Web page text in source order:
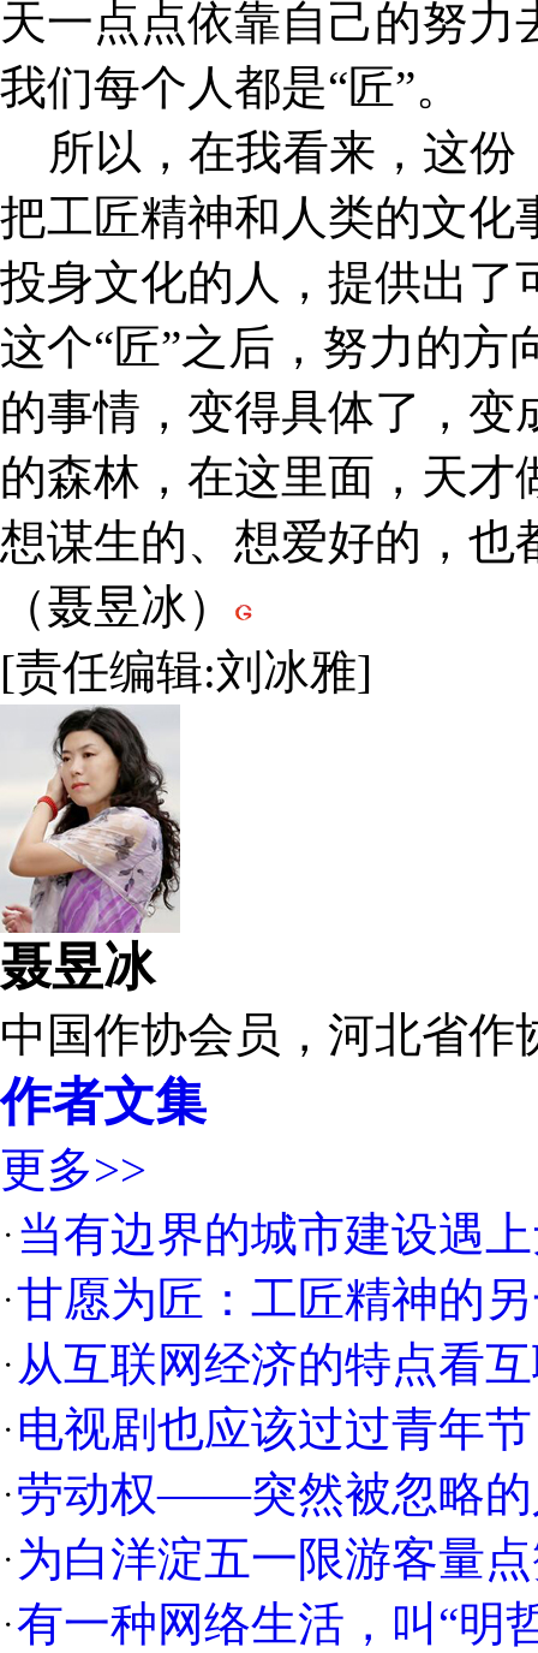
天一点点依靠自己的努
我们每个人都是“匠”。
所以，在我看来，这份
把工匠精神和人类的文化
投身文化的人，提供出了
这个“匠”之后，努力的
的事情，变得具体了，
的森林，在这里面，天
想谋生的、想爱好的，也
（聂昱冰）
[责任编辑:刘冰雅]
聂昱冰
中国作协会员，河北省作
作者文集
更多>>
当有边界的城市建设遇
甘愿为匠：工匠精神的
从互联网经济的特点看
电视剧也应该过过青年节
劳动权——突然被忽略的
为白洋淀五一限游客量
有一种网络生活，叫“明